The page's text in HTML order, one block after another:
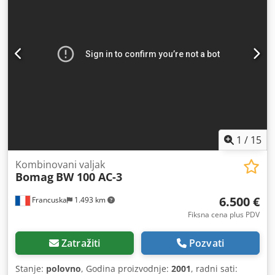
1 / 15
Francuska 1.493 km
Kombinovani valjak
Bomag BW 100 AC-3
6.500 €
Fiksna cena plus PDV
Zatražiti Pozvati
Stanje: polovno, Godina proizvodnje: 2001, radni sati: